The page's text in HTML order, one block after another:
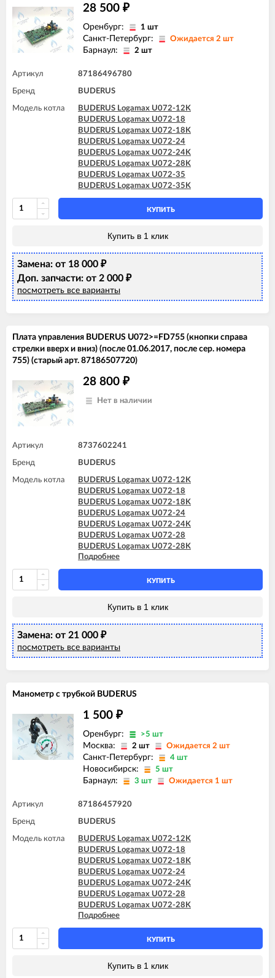
28 500 ₽
Оренбург: 1 шт
Санкт-Петербург: Ожидается 2 шт
Барнаул: 2 шт
Артикул 87186496780
Бренд BUDERUS
Модель котла
BUDERUS Logamax U072-12K
BUDERUS Logamax U072-18
BUDERUS Logamax U072-18K
BUDERUS Logamax U072-24
BUDERUS Logamax U072-24K
BUDERUS Logamax U072-28K
BUDERUS Logamax U072-35
BUDERUS Logamax U072-35K
КУПИТЬ
Купить в 1 клик
Замена: от 18 000 ₽
Доп. запчасти: от 2 000 ₽
посмотреть все варианты
Плата управления BUDERUS U072>=FD755 (кнопки справа
стрелки вверх и вниз) (после 01.06.2017, после сер. номера
755) (старый арт. 87186507720)
28 800 ₽
Нет в наличии
Артикул 8737602241
Бренд BUDERUS
Модель котла
BUDERUS Logamax U072-12K
BUDERUS Logamax U072-18
BUDERUS Logamax U072-18K
BUDERUS Logamax U072-24
BUDERUS Logamax U072-24K
BUDERUS Logamax U072-28
BUDERUS Logamax U072-28K
BUDERUS Logamax U072-35
BUDERUS Logamax U072-35K
Подробнее
КУПИТЬ
Купить в 1 клик
Замена: от 21 000 ₽
посмотреть все варианты
Манометр с трубкой BUDERUS
1 500 ₽
Оренбург: >5 шт
Москва: 2 шт Ожидается 2 шт
Санкт-Петербург: 4 шт
Новосибирск: 5 шт
Барнаул: 3 шт Ожидается 1 шт
Артикул 87186457920
Бренд BUDERUS
Модель котла
BUDERUS Logamax U072-12K
BUDERUS Logamax U072-18
BUDERUS Logamax U072-18K
BUDERUS Logamax U072-24
BUDERUS Logamax U072-24K
BUDERUS Logamax U072-28
BUDERUS Logamax U072-28K
BUDERUS Logamax U072-35
BUDERUS Logamax U072-35K
Подробнее
КУПИТЬ
Купить в 1 клик